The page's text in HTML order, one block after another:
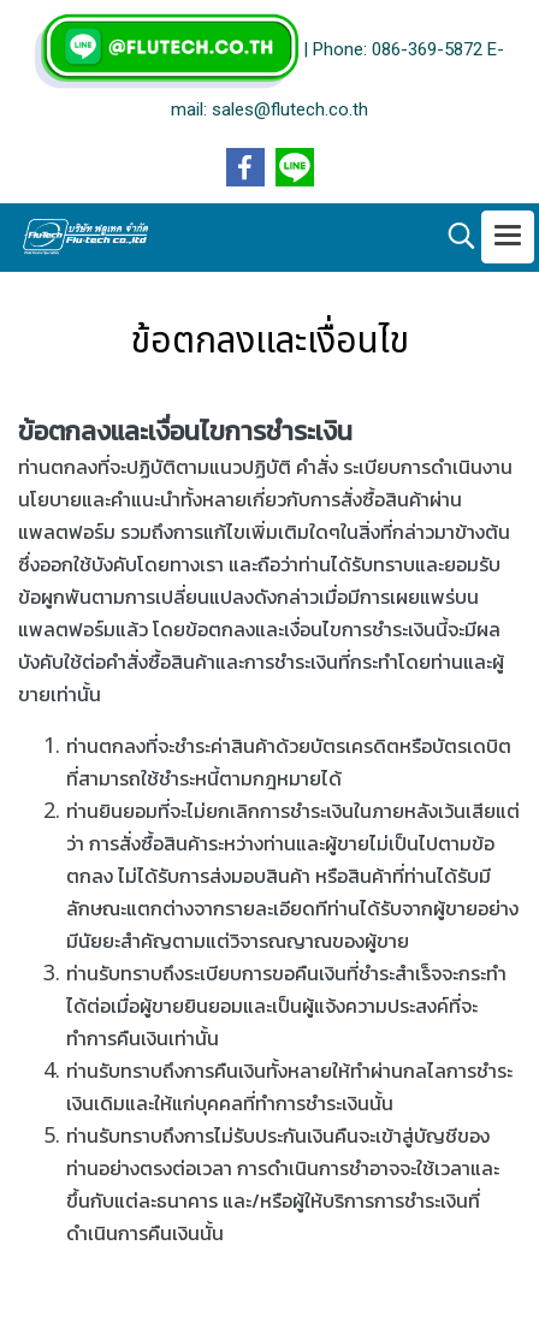
| Phone: 086-369-5872 E-
mail: sales@flutech.co.th
ข้อตกลงและเงื่อนไข
ข้อตกลงและเงื่อนไขการชำระเงิน
ท่านตกลงที่จะปฏิบัติตามแนวปฏิบัติ คำสั่ง ระเบียบการดำเนินงาน
นโยบายและคำแนะนำทั้งหลายเกี่ยวกับการสั่งซื้อสินค้าผ่าน
แพลตฟอร์ม รวมถึงการแก้ไขเพิ่มเติมใดๆในสิ่งที่กล่าวมาข้างต้น
ซึ่งออกใช้บังคับโดยทางเรา และถือว่าท่านได้รับทราบและยอมรับ
ข้อผูกพันตามการเปลี่ยนแปลงดังกล่าวเมื่อมีการเผยแพร่บน
แพลตฟอร์มแล้ว โดยข้อตกลงและเงื่อนไขการชำระเงินนี้จะมีผล
บังคับใช้ต่อคำสั่งซื้อสินค้าและการชำระเงินที่กระทำโดยท่านและผู้
ขายเท่านั้น
ท่านตกลงที่จะชำระค่าสินค้าด้วยบัตรเครดิตหรือบัตรเดบิต
ที่สามารถใช้ชำระหนี้ตามกฎหมายได้
ท่านยินยอมที่จะไม่ยกเลิกการชำระเงินในภายหลังเว้นเสียแต่
ว่า การสั่งซื้อสินค้าระหว่างท่านและผู้ขายไม่เป็นไปตามข้อ
ตกลง ไม่ได้รับการส่งมอบสินค้า หรือสินค้าที่ท่านได้รับมี
ลักษณะแตกต่างจากรายละเอียดทีท่านได้รับจากผู้ขายอย่าง
มีนัยยะสำคัญตามแต่วิจารณญาณของผู้ขาย
ท่านรับทราบถึงระเบียบการขอคืนเงินที่ชำระสำเร็จจะกระทำ
ได้ต่อเมื่อผู้ขายยินยอมและเป็นผู้แจ้งความประสงค์ที่จะ
ทำการคืนเงินเท่านั้น
ท่านรับทราบถึงการคืนเงินทั้งหลายให้ทำผ่านกลไลการชำระ
เงินเดิมและให้แก่บุคคลที่ทำการชำระเงินนั้น
ท่านรับทราบถึงการไม่รับประกันเงินคืนจะเข้าสู่บัญชีของ
ท่านอย่างตรงต่อเวลา การดำเนินการชำอาจจะใช้เวลาและ
ขึ้นกับแต่ละธนาคาร และ/หรือผู้ให้บริการการชำระเงินที่
ดำเนินการคืนเงินนั้น